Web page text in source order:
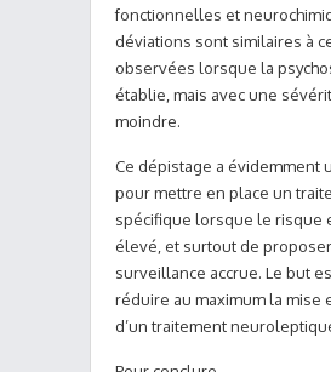
fonctionnelles et
déviations sont similaires à
observées lorsque la
établie, mais avec une
moindre.
Ce dépistage a évidemment
pour mettre en place un
spécifique lorsque le risque
élevé, et surtout de
surveillance accrue. Le but
réduire au maximum la mise
d’un traitement